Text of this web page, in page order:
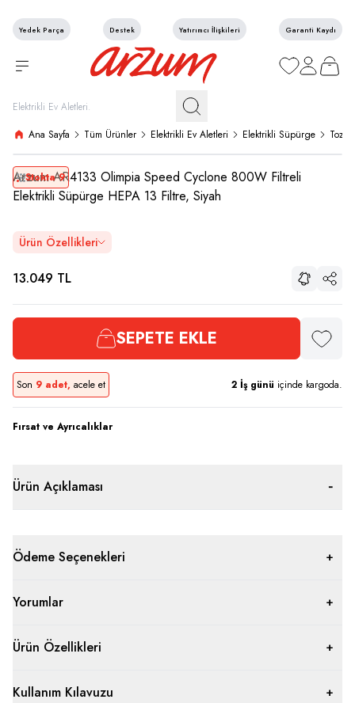
Yedek Parça Destek Yatırımcı İlişkileri Garanti Kaydı
Favorilerim
Hesabım
Sepetim
Ana Sayfa Tüm Ürünler Elektrikli Ev Aletleri Elektrikli Süpürge Toz
Stokta 9
ArzumAR4133 Olimpia Speed Cyclone 800W Filtreli
Elektrikli Süpürge HEPA 13 Filtre, Siyah
Ürün Özellikleri
13.049 TL Paylaş
SEPETE EKLE
Son 9 adet, acele et 2 İş günü içinde kargoda.
Fırsat ve Ayrıcalıklar
Ürün Açıklaması
Ödeme Seçenekleri
Yorumlar
Ürün Özellikleri
Kullanım Kılavuzu